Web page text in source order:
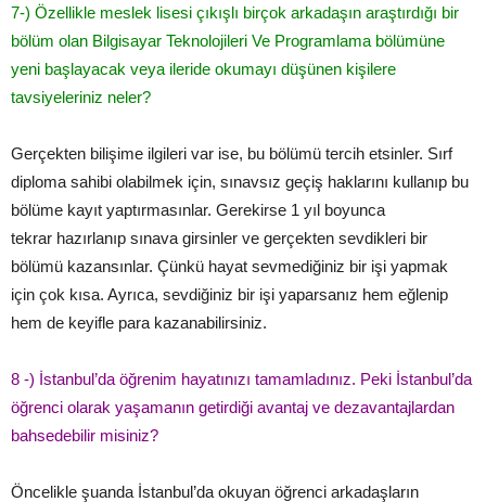
7­-) Özellikle meslek lisesi çıkışlı birçok arkadaşın araştırdığı bir
bölüm olan Bilgisayar Teknolojileri Ve Programlama bölümüne
yeni başlayacak veya ileride okumayı düşünen kişilere
tavsiyeleriniz neler?
Gerçekten bilişime ilgileri var ise, bu bölümü tercih etsinler. Sırf
diploma sahibi olabilmek için, sınavsız geçiş haklarını kullanıp bu
bölüme kayıt yaptırmasınlar. Gerekirse 1 yıl boyunca
tekrar hazırlanıp sınava girsinler ve gerçekten sevdikleri bir
bölümü kazansınlar. Çünkü hayat sevmediğiniz bir işi yapmak
için çok kısa. Ayrıca, sevdiğiniz bir işi yaparsanız hem eğlenip
hem de keyifle para kazanabilirsiniz.
8­ -) İstanbul’da öğrenim hayatınızı tamamladınız. Peki İstanbul’da
öğrenci olarak yaşamanın getirdiği avantaj ve dezavantajlardan
bahsedebilir misiniz?
Öncelikle şuanda İstanbul’da okuyan öğrenci arkadaşların